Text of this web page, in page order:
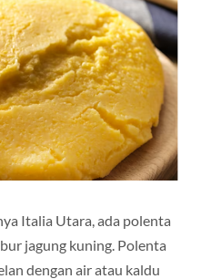
Italia Utara, ada polenta
jagung kuning. Polenta
dengan air atau kaldu